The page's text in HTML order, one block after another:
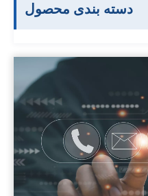
دسته بندی محصول